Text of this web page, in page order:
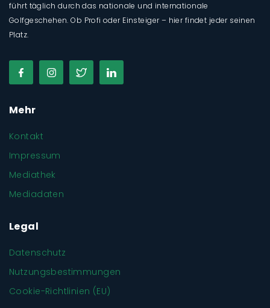
führt täglich durch das nationale und internationale
Golfgeschehen. Ob Profi oder Einsteiger – hier findet jeder seinen
Platz.
Mehr
Kontakt
Impressum
Mediathek
Mediadaten
Legal
Datenschutz
Nutzungsbestimmungen
Cookie-Richtlinien (EU)